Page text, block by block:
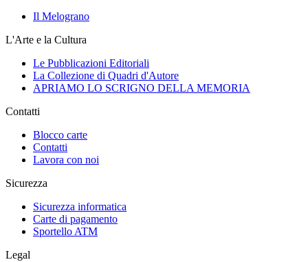
Il Melograno
L'Arte e la Cultura
Le Pubblicazioni Editoriali
La Collezione di Quadri d'Autore
APRIAMO LO SCRIGNO DELLA MEMORIA
Contatti
Blocco carte
Contatti
Lavora con noi
Sicurezza
Sicurezza informatica
Carte di pagamento
Sportello ATM
Legal